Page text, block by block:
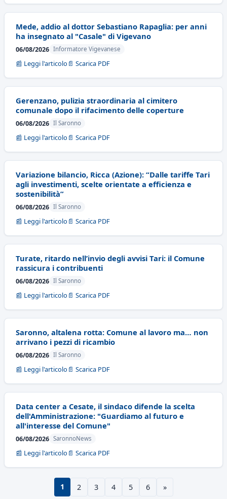
Mede, addio al dottor Sebastiano Rapaglia: per anni
ha insegnato al "Casale" di Vigevano
06/08/2026 Informatore Vigevanese
📰 Leggi l'articolo 📄 Scarica PDF
Gerenzano, pulizia straordinaria al cimitero
comunale dopo il rifacimento delle coperture
06/08/2026 Il Saronno
📰 Leggi l'articolo 📄 Scarica PDF
Variazione bilancio, Ricca (Azione): “Dalle tariffe Tari
agli investimenti, scelte orientate a efficienza e
sostenibilità”
06/08/2026 Il Saronno
📰 Leggi l'articolo 📄 Scarica PDF
Turate, ritardo nell’invio degli avvisi Tari: il Comune
rassicura i contribuenti
06/08/2026 Il Saronno
📰 Leggi l'articolo 📄 Scarica PDF
Saronno, altalena rotta: Comune al lavoro ma… non
arrivano i pezzi di ricambio
06/08/2026 Il Saronno
📰 Leggi l'articolo 📄 Scarica PDF
Data center a Cesate, il sindaco difende la scelta
dell'Amministrazione: "Guardiamo al futuro e
all'interesse del Comune"
06/08/2026 SaronnoNews
📰 Leggi l'articolo 📄 Scarica PDF
1 2 3 4 5 6 »